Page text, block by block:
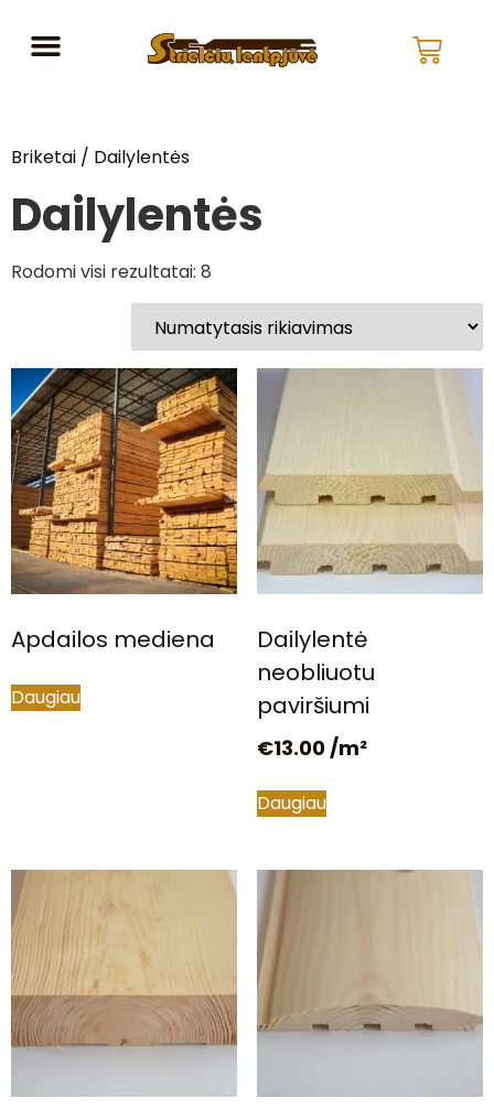
Briketai / Dailylentės
Dailylentės
Rodomi visi rezultatai: 8
Apdailos mediena
Daugiau
Dailylentė
neobliuotu
paviršiumi
€13.00/m²
Daugiau